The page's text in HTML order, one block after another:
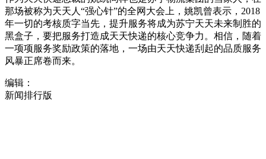
那场被称为天天人“强心针”的全网大会上，姚凯曾表示，2018
年一切的考核质字当先，提升服务将成为苏宁天天未来制胜的
黑盒子，要把服务打造成天天快递的核心竞争力。相信，随着
一项项服务奖励政策的落地，一场由天天快递刮起的品质服务
风暴正席卷而来。
编辑：
新闻排行版